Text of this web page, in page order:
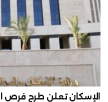
الإسكان تعلن طرح فرص